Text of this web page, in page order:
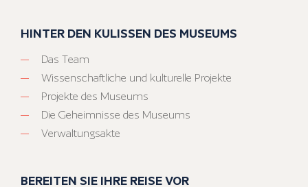
HINTER DEN KULISSEN DES MUSEUMS
Das Team
Wissenschaftliche und kulturelle Projekte
Projekte des Museums
Die Geheimnisse des Museums
Verwaltungsakte
BEREITEN SIE IHRE REISE VOR